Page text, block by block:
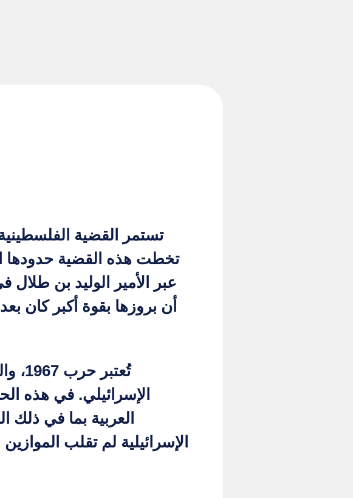
تستمر القضية
تخطت هذه القضية حدودها
عبر الأمير الوليد بن طلال
أن بروزها بقوة أكبر كان بعد حرب 1967 التي انتهت بهزيمة بعض الدول
الإسرائيلي. في هذه
العربية بما في ذلك
الإسرائيلية لم تقلب